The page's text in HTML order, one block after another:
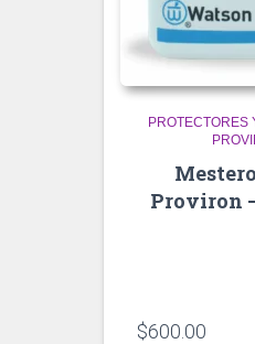
PROTECTORES
Proviron
$600.00